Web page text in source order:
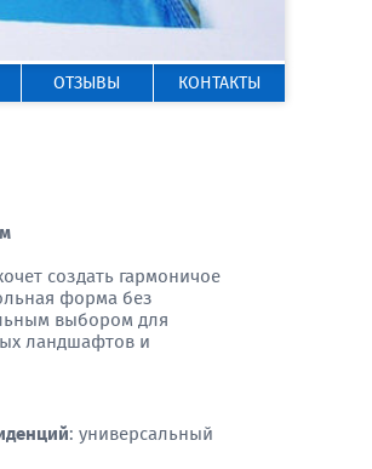
ОТЗЫВЫ КОНТАКТЫ
создать гармоничое
форма без
выбором для
ландшафтов и
: универсальный